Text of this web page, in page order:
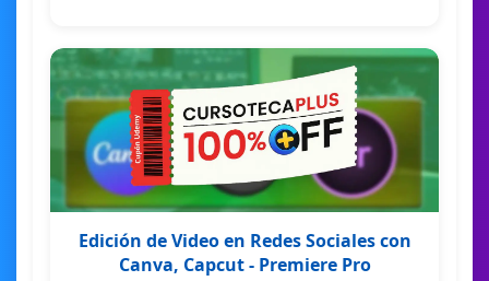
Edición de Video en Redes Sociales con
Canva, Capcut - Premiere Pro